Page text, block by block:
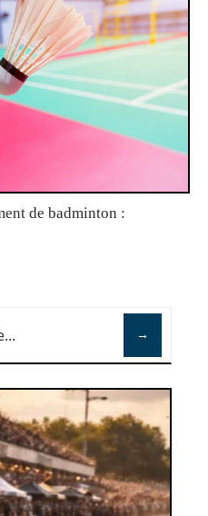
de badminton :